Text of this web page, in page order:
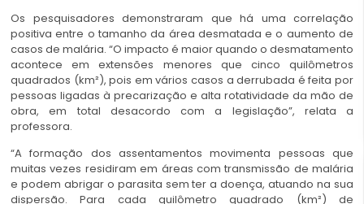
Os pesquisadores demonstraram que há uma correlação
positiva entre o tamanho da área desmatada e o aumento de
casos de malária. “O impacto é maior quando o desmatamento
acontece em extensões menores que cinco quilômetros
quadrados (km²), pois em vários casos a derrubada é feita por
pessoas ligadas à precarização e alta rotatividade da mão de
obra, em total desacordo com a legislação”, relata a
professora.
“A formação dos assentamentos movimenta pessoas que
muitas vezes residiram em áreas com transmissão de malária
e podem abrigar o parasita sem ter a doença, atuando na sua
dispersão. Para cada quilômetro quadrado (km²) de